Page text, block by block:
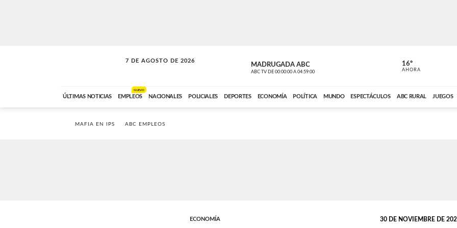
7 DE AGOSTO DE 2026
SOLO MÚSICA MADRUGADA ABC
ABC TV DE 00:00:00 A 04:59:00 ABC CARDINAL
16º
AHORA
ÚLTIMAS NOTICIAS EMPLEOS
NUEVO
NACIONALES POLICIALES DEPORTES ECONOMÍA POLÍTICA MUNDO ESPECTÁCULOS ABC RURAL JUEGOS
MAFIA EN IPS ABC EMPLEOS
ECONOMÍA 30 DE NOVIEMBRE DE